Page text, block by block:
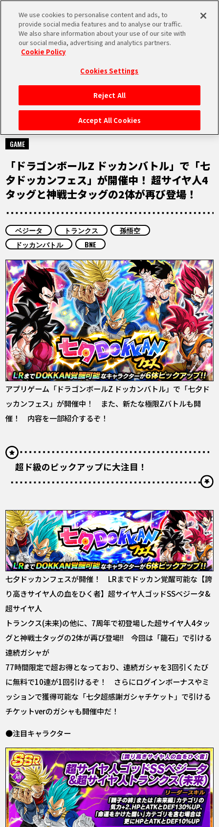
MEN
HOME
NEWS
RANKING
MOVIE
COLUMNS
ABOUT
LANGUAGE
JP
EN FR DE ES
NEWS
2022.07.07
GAME
「ドラゴンボールZ ドッカンバトル」で「七
夕ドッカンフェス」が開催中！ 超サイヤ人4
タッグと神戦士タッグの2体が再び登場！
ベジータ トランクス
孫悟空
ドッカンバトル
BNE
アプリゲーム「ドラゴンボールZ ドッカンバトル」で「七夕ド
ッカンフェス」が開催中！ また、新たな極限Zバトルも開
催！ 内容を一部紹介するぞ！
超ド級のピックアップに大注目！
七夕ドッカンフェスが開催！ LRまでドッカン覚醒可能な【誇
り高きサイヤ人の血をひく者】超サイヤ人ゴッドSSベジータ&
超サイヤ人
トランクス(未来)の他に、7周年で初登場した超サイヤ人4タッ
グと神戦士タッグの2体が再び登場!! 今回は「龍石」で引ける
連続ガシャが
77時間限定で超お得となっており、連続ガシャを3回引くたび
に無料で10連が1回引けるぞ！ さらにログインボーナスやミ
ッションで獲得可能な「七夕超感謝ガシャチケット」で引ける
チケットverのガシャも開催中だ！
●注目キャラクター
We use cookies to personalise content and ads, to
provide social media features and to analyse our traffic.
We also share information about your use of our site with
our social media, advertising and analytics partners.
Cookie Policy
Cookies Settings
Reject All
Accept All Cookies